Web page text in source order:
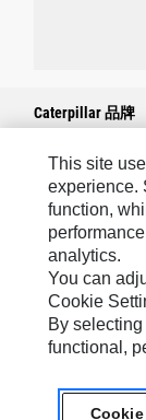
Caterpillar 品牌
Caterpillar.com
联系 Caterpillar
我的营销首选项
站点地图
Cookie Settings
This site
experience.
function,
analytics.
You can
Cookie
By
functional,